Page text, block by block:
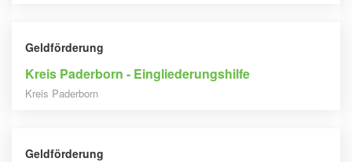
Geldförderung
Kreis Paderborn - Eingliederungshilfe
Kreis Paderborn
Geldförderung